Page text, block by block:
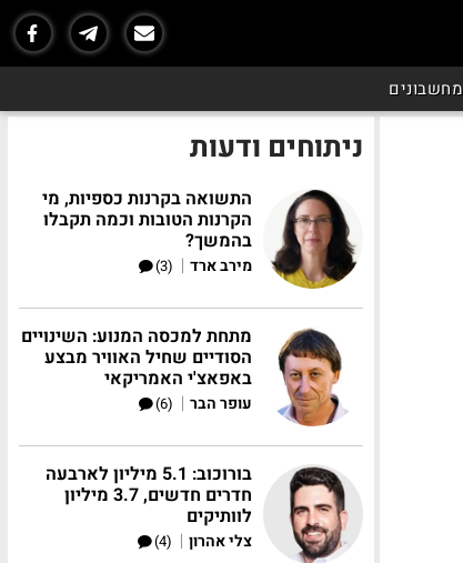
מחשבונים
ניתוחים ודעות
התשואה בקרנות כספיות, מי
הקרנות הטובות וכמה תקבלו
בהמשך?
מירב ארד |
(3)
מתחת למכסה המנוע: השינויים
הסודיים שחיל האוויר מבצע
באפאצ'י האמריקאי
עופר הבר |
(6)
בורוכוב: 5.1 מיליון לארבעה
חדרים חדשים, 3.7 מיליון
לוותיקים
צלי אהרון |
(4)